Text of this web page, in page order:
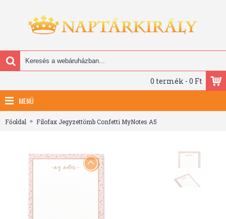
0 termék - 0 Ft
MENÜ
Főoldal Filofax Jegyzettömb Confetti MyNotes A5